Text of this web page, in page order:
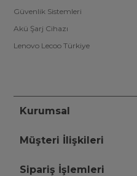
Güvenlik Sistemleri
Akü Şarj Cihazı
Lenovo Lecoo Türkiye
Kurumsal
Müşteri İlişkileri
Sipariş İşlemleri